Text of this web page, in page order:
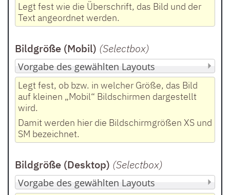
Legt fest wie die Überschrift, das Bild und der
Text angeordnet werden.
Bildgröße (Mobil) (Selectbox)
Legt fest, ob bzw. in welcher Größe, das Bild
auf kleinen „Mobil“ Bildschirmen dargestellt
wird.
Damit werden hier die Bildschirmgrößen XS und
SM bezeichnet.
Bildgröße (Desktop) (Selectbox)